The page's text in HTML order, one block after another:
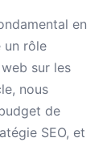
en
un rôle
sur les
nous
de
SEO, et